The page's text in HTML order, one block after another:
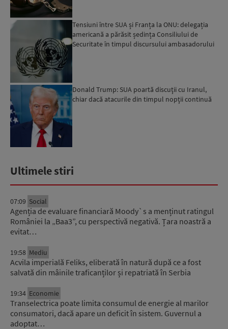
Tensiuni între SUA și Franța la ONU: delegația
americană a părăsit ședința Consiliului de
Securitate în timpul discursului ambasadorului
Donald Trump: SUA poartă discuţii cu Iranul,
chiar dacă atacurile din timpul nopţii continuă
Ultimele stiri
07:09 Social
Agenția de evaluare financiară Moody`s a menținut ratingul
României la „Baa3”, cu perspectivă negativă. Țara noastră a
evitat…
19:58 Mediu
Acvila imperială Feliks, eliberată în natură după ce a fost
salvată din mâinile traficanților și repatriată în Serbia
19:34 Economie
Transelectrica poate limita consumul de energie al marilor
consumatori, dacă apare un deficit în sistem. Guvernul a
adoptat…